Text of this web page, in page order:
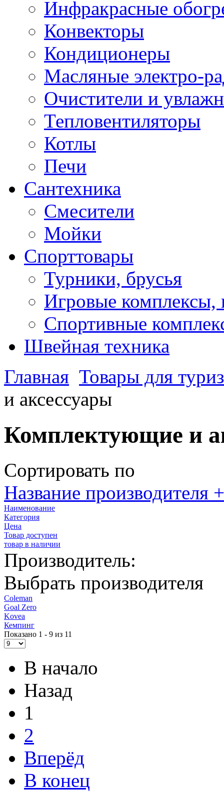
Инфракрасные
Конвекторы
Кондиционеры
Масляные электро-
Очистители и
Тепловентиляторы
Котлы
Печи
Сантехника
Смесители
Мойки
Спорттовары
Турники, брусья
Игровые комплексы,
Спортивные
Швейная техника
Главная Товары для
и аксессуары
Комплектующие и
Сортировать по
Название производителя
Наименование
Категория
Цена
Товар доступен
товар в наличии
Производитель:
Выбрать производителя
Coleman
Goal Zero
Kovea
Кемпинг
Показано 1 - 9 из 11
В начало
Назад
1
2
Вперёд
В конец